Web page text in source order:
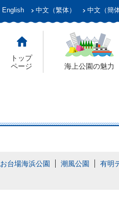
English 中文（繁体） 中文（簡体
トップ
ページ
海上公園の魅力
お台場海浜公園 潮風公園 有明